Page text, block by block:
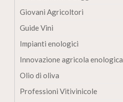
Giovani Agricoltori
Guide Vini
Impianti enologici
Innovazione agricola enologica
Olio di oliva
Professioni Vitivinicole